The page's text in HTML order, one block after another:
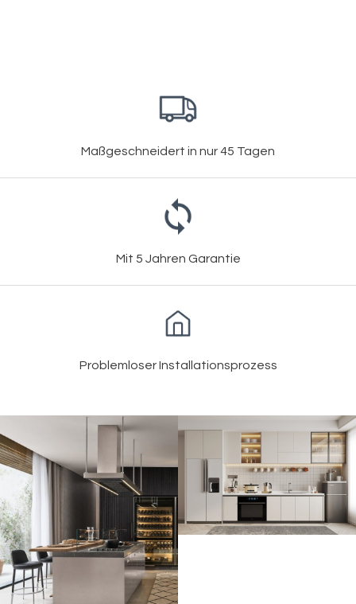
Maßgeschneidert in nur 45 Tagen
Mit 5 Jahren Garantie
Problemloser Installationsprozess